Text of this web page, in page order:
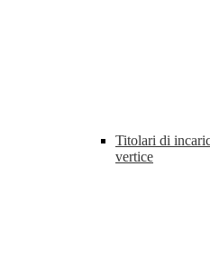
Titolari di
vertice